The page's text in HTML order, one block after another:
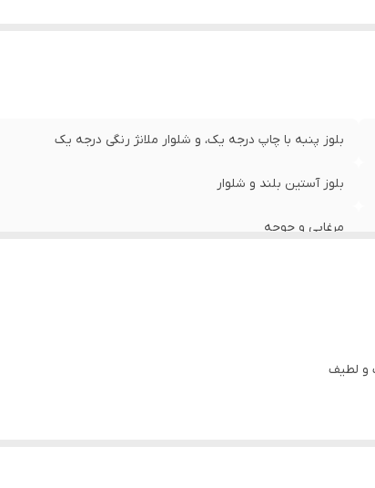
بلوز پنبه با چاپ درجه یک، و شلوار ملانژ رنگی درجه یک
بلوز آستین بلند و شلوار
مرغابی و جوجه
و لطیف